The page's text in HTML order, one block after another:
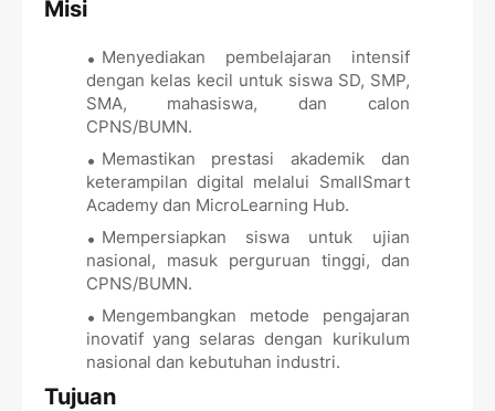
Misi
Menyediakan pembelajaran intensif
dengan kelas kecil untuk siswa SD, SMP,
SMA, mahasiswa, dan calon
CPNS/BUMN.
Memastikan prestasi akademik dan
keterampilan digital melalui SmallSmart
Academy dan MicroLearning Hub.
Mempersiapkan siswa untuk ujian
nasional, masuk perguruan tinggi, dan
CPNS/BUMN.
Mengembangkan metode pengajaran
inovatif yang selaras dengan kurikulum
nasional dan kebutuhan industri.
Tujuan